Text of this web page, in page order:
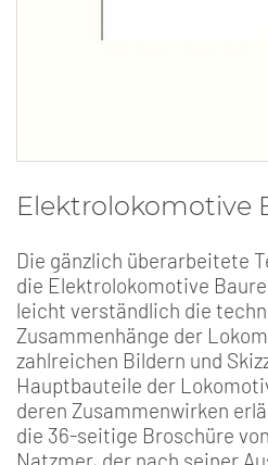
Elektrolokomotive
Die gänzlich überarbeitete
die Elektrolokomotive
leicht verständlich die
Zusammenhänge der
zahlreichen Bildern und
Hauptbauteile der
deren Zusammenwirken
die 36-seitige Broschüre